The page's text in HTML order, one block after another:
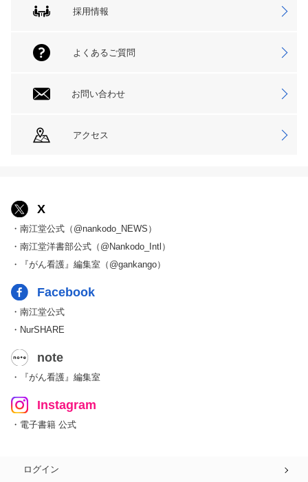
採用情報
よくあるご質問
お問い合わせ
アクセス
X
・南江堂公式（@nankodo_NEWS）
・南江堂洋書部公式（@Nankodo_Intl）
・『がん看護』編集室（@gankango）
Facebook
・南江堂公式
・NurSHARE
note
・『がん看護』編集室
Instagram
・電子書籍 公式
ログイン